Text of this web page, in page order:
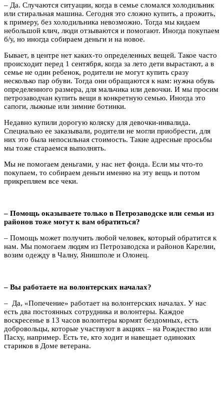
– Да. Случаются ситуации, когда в семье сломался холодильник
или стиральная машина. Сегодня это сложно купить, а прожить,
к примеру, без холодильника невозможно. Тогда мы кидаем
небольшой клич, люди отзываются и помогают. Иногда покупаем
б/у, но иногда собираем деньги и на новое.
Бывает, в центре нет каких-то определенных вещей. Такое часто
происходит перед 1 сентября, когда за лето дети вырастают, а в
семье не один ребенок, родители не могут купить сразу
несколько пар обуви. Тогда они обращаются к нам: нужна обувь
определенного размера, для мальчика или девочки. И мы просим
петрозаводчан купить вещи в конкретную семью. Иногда это
сапоги, лыжные или зимние ботинки.
Недавно купили дорогую коляску для девочки-инвалида.
Специально ее заказывали, родители не могли приобрести, для
них это была непосильная стоимость. Такие адресные просьбы
мы тоже стараемся выполнять.
Мы не помогаем деньгами, у нас нет фонда. Если мы что-то
покупаем, то собираем деньги именно на эту вещь и потом
прикрепляем все чеки.
– Помощь оказываете только в Петрозаводске или семьи из
районов тоже могут к вам обратиться?
– Помощь может получить любой человек, который обратится к
нам. Мы помогаем людям из Петрозаводска и районов Карелии,
возим одежду в Чалну, Янишполе и Олонец.
– Вы работаете на волонтерских началах?
– Да, «Попечение» работает на волонтерских началах. У нас
есть два постоянных сотрудника и волонтеры. Каждое
воскресенье в 13 часов волонтеры кормят бездомных, есть
добровольцы, которые участвуют в акциях – на Рождество или
Пасху, например. Есть те, кто ходит и навещает одиноких
стариков в Доме ветерана.